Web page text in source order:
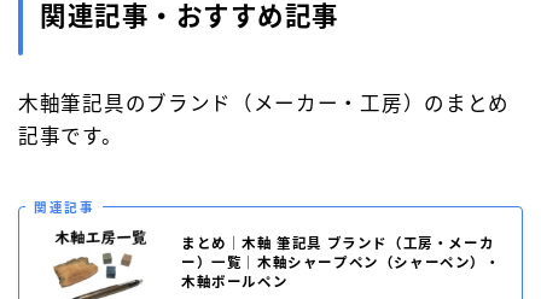
関連記事・おすすめ記事
木軸筆記具のブランド（メーカー・工房）のまとめ
記事です。
関連記事
まとめ｜木軸 筆記具 ブランド（工房・メーカ
ー）一覧｜木軸シャープペン（シャーペン）・
木軸ボールペン